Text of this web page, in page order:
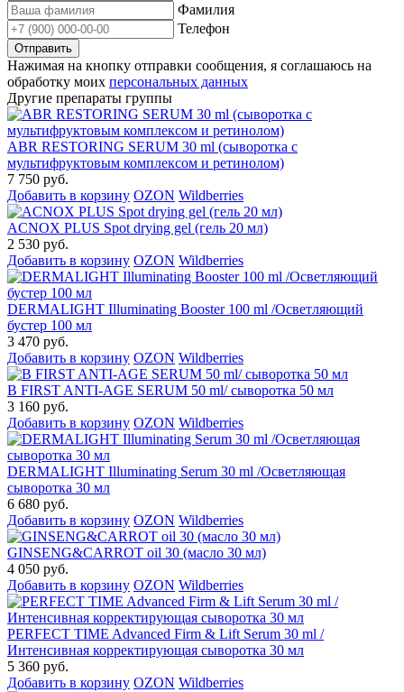
Фамилия
Телефон
Нажимая на кнопку отправки сообщения, я соглашаюсь на
обработку моих персональных данных
Другие препараты группы
ABR RESTORING SERUM 30 ml (сыворотка с
мультифруктовым комплексом и ретинолом)
7 750 руб.
Добавить в корзину OZON Wildberries
ACNOX PLUS Spot drying gel (гель 20 мл)
2 530 руб.
Добавить в корзину OZON Wildberries
DERMALIGHT Illuminating Booster 100 ml /Осветляющий
бустер 100 мл
3 470 руб.
Добавить в корзину OZON Wildberries
B FIRST ANTI-AGE SERUM 50 ml/ сыворотка 50 мл
3 160 руб.
Добавить в корзину OZON Wildberries
DERMALIGHT Illuminating Serum 30 ml /Осветляющая
сыворотка 30 мл
6 680 руб.
Добавить в корзину OZON Wildberries
GINSENG&CARROT oil 30 (масло 30 мл)
4 050 руб.
Добавить в корзину OZON Wildberries
PERFECT TIME Advanced Firm & Lift Serum 30 ml /
Интенсивная корректирующая сыворотка 30 мл
5 360 руб.
Добавить в корзину OZON Wildberries